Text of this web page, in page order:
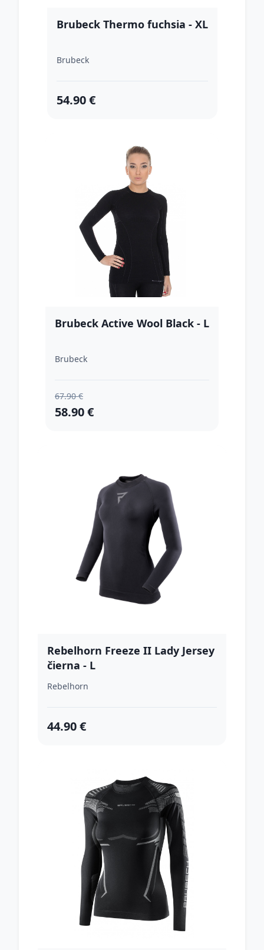
Brubeck Thermo fuchsia - XL
Brubeck
54.90 €
Brubeck Active Wool Black - L
Brubeck
67.90 €
58.90 €
Rebelhorn Freeze II Lady Jersey
čierna - L
Rebelhorn
44.90 €